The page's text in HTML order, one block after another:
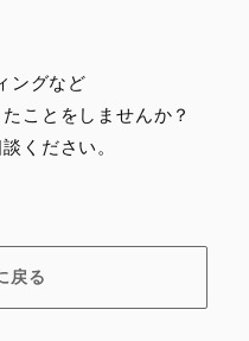
ングなど
ことをしませんか？
ください。
戻る